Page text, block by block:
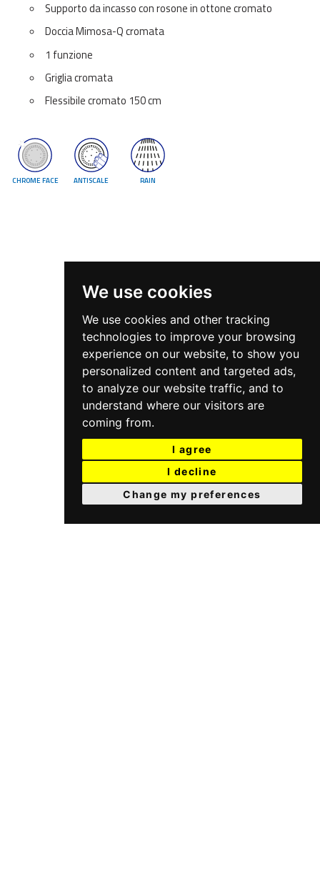
We use cookies
We use cookies and other tracking
technologies to improve your browsing
experience on our website, to show you
personalized content and targeted ads,
to analyze our website traffic, and to
understand where our visitors are
coming from.
I agree
I decline
Change my preferences
Supporto da incasso con rosone in ottone cromato
Doccia Mimosa-Q cromata
1 funzione
Griglia cromata
Flessibile cromato 150 cm
CHROME FACE ANTISCALE RAIN